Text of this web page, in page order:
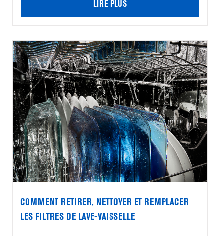
LIRE PLUS
COMMENT RETIRER, NETTOYER ET REMPLACER
LES FILTRES DE LAVE-VAISSELLE